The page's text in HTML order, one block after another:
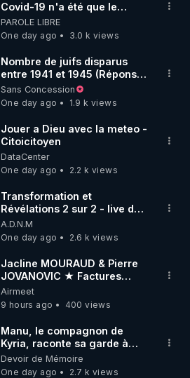
Covid-19 n'a été que le
début - L'ARNm & l'ARNm-aa
jusqu où auront-t-il ?
PAROLE LIBRE
One day ago
3.0 k views
Nombre de juifs disparus
entre 1941 et 1945 (Réponse
à mes accusateurs)
Sans Concession
One day ago
1.9 k views
Jouer a Dieu avec la meteo -
Citoicitoyen
DataCenter
One day ago
2.2 k views
Transformation et
Révélations 2 sur 2 - live du
07/08/26
A.D.N.M
One day ago
2.6 k views
Jacline MOURAUD & Pierre
JOVANOVIC ★ Factures
Impayées : Où Est Passé Le
Pognon ?
Airmeet
9 hours ago
400 views
Manu, le compagnon de
Kyria, raconte sa garde à
vue musclée. PARTAGEZ!
Devoir de Mémoire
One day ago
2.7 k views